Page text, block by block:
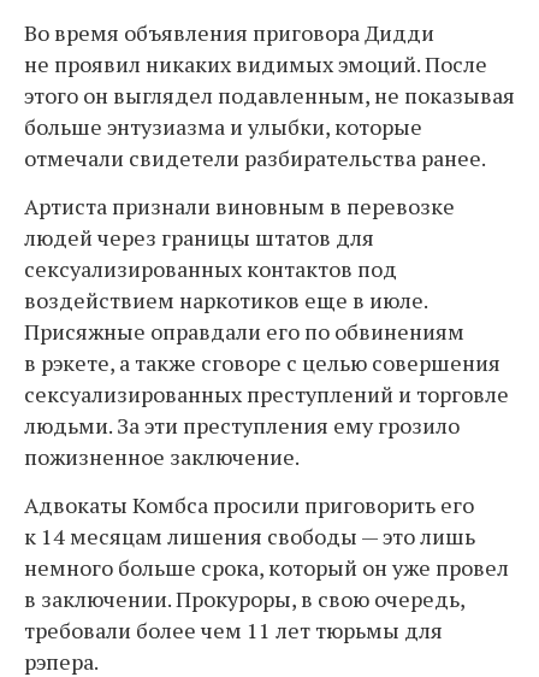
Во время объявления приговора Дидди
не проявил никаких видимых эмоций. После
этого он выглядел подавленным, не показывая
больше энтузиазма и улыбки, которые
отмечали свидетели разбирательства ранее.
Артиста признали виновным в перевозке
людей через границы штатов для
сексуализированных контактов под
воздействием наркотиков еще в июле.
Присяжные оправдали его по обвинениям
в рэкете, а также сговоре с целью совершения
сексуализированных преступлений и торговле
людьми. За эти преступления ему грозило
пожизненное заключение.
Адвокаты Комбса просили приговорить его
к 14 месяцам лишения свободы — это лишь
немного больше срока, который он уже провел
в заключении. Прокуроры, в свою очередь,
требовали более чем 11 лет тюрьмы для
рэпера.